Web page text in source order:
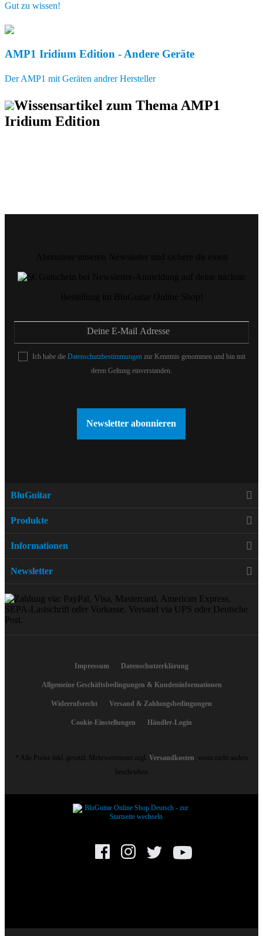
Gut zu wissen!
AMP1 Iridium Edition - Andere Geräte
Der AMP1 mit Geräten andrer Hersteller
Wissensartikel zum Thema AMP1
Iridium Edition
Ich habe die Datenschutzbestimmungenzur Kenntnis genommen und bin mit
deren Geltung einverstanden.
Newsletter abonnieren
BluGuitar
Produkte
Informationen
Newsletter
Impressum Datenschutzerklärung
Allgemeine Geschäftsbedingungen & Kundeninformationen
Widerrufsrecht Versand & Zahlungsbedingungen
Cookie-Einstellungen Händler-Login
* Alle Preise inkl. gesetzl. Mehrwertsteuer zzgl. Versandkosten , wenn nicht anders
beschrieben